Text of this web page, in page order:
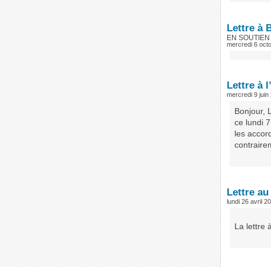
Lettre à
EN
mercredi 6
Lettre à
mercredi 9 juin
Bonjour,
ce lundi
les
Lettre
lundi 26 avril
La lettre